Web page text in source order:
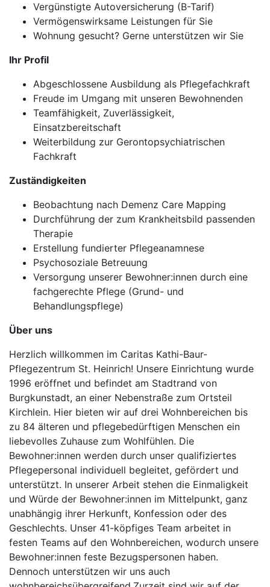
Vergünstigte Autoversicherung (B-Tarif)
Vermögenswirksame Leistungen für Sie
Wohnung gesucht? Gerne unterstützen wir Sie
Ihr Profil
Abgeschlossene Ausbildung als Pflegefachkraft
Freude im Umgang mit unseren Bewohnenden
Teamfähigkeit, Zuverlässigkeit,
Einsatzbereitschaft
Weiterbildung zur Gerontopsychiatrischen
Fachkraft
Zuständigkeiten
Beobachtung nach Demenz Care Mapping
Durchführung der zum Krankheitsbild passenden
Therapie
Erstellung fundierter Pflegeanamnese
Psychosoziale Betreuung
Versorgung unserer Bewohner:innen durch eine
fachgerechte Pflege (Grund- und
Behandlungspflege)
Über uns
Herzlich willkommen im Caritas Kathi-Baur-
Pflegezentrum St. Heinrich! Unsere Einrichtung wurde
1996 eröffnet und befindet am Stadtrand von
Burgkunstadt, an einer Nebenstraße zum Ortsteil
Kirchlein. Hier bieten wir auf drei Wohnbereichen bis
zu 84 älteren und pflegebedürftigen Menschen ein
liebevolles Zuhause zum Wohlfühlen. Die
Bewohner:innen werden durch unser qualifiziertes
Pflegepersonal individuell begleitet, gefördert und
unterstützt. In unserer Arbeit stehen die Einmaligkeit
und Würde der Bewohner:innen im Mittelpunkt, ganz
unabhängig ihrer Herkunft, Konfession oder des
Geschlechts. Unser 41-köpfiges Team arbeitet in
festen Teams auf den Wohnbereichen, wodurch unsere
Bewohner:innen feste Bezugspersonen haben.
Dennoch unterstützen wir uns auch